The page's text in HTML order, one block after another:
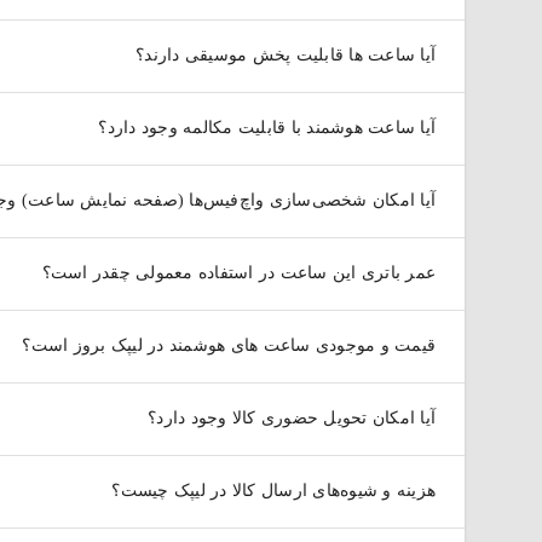
ممکن است هنگام خرید ساعت هوشمند دغدغه انتخاب برند را
یک همراه همیشگی و هم یک اکسسوری مدرن، توجه کاربران
آیا ساعت ها قابلیت پخش موسیقی دارند؟
آیا ساعت هوشمند با قابلیت مکالمه وجود دارد؟
آیا امکان شخصی‌سازی واچ‌فیس‌ها (صفحه نمایش ساعت)
عمر باتری این ساعت در استفاده معمولی چقدر است؟
قیمت و موجودی ساعت های هوشمند در لیپک بروز است؟
آیا امکان تحویل حضوری کالا وجود دارد؟
هزینه و شیوه‌های ارسال کالا در لیپک چیست؟